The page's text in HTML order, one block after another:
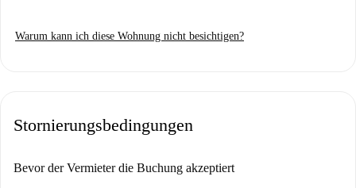
Warum kann ich diese Wohnung nicht besichtigen?
Stornierungsbedingungen
Bevor der Vermieter die Buchung akzeptiert